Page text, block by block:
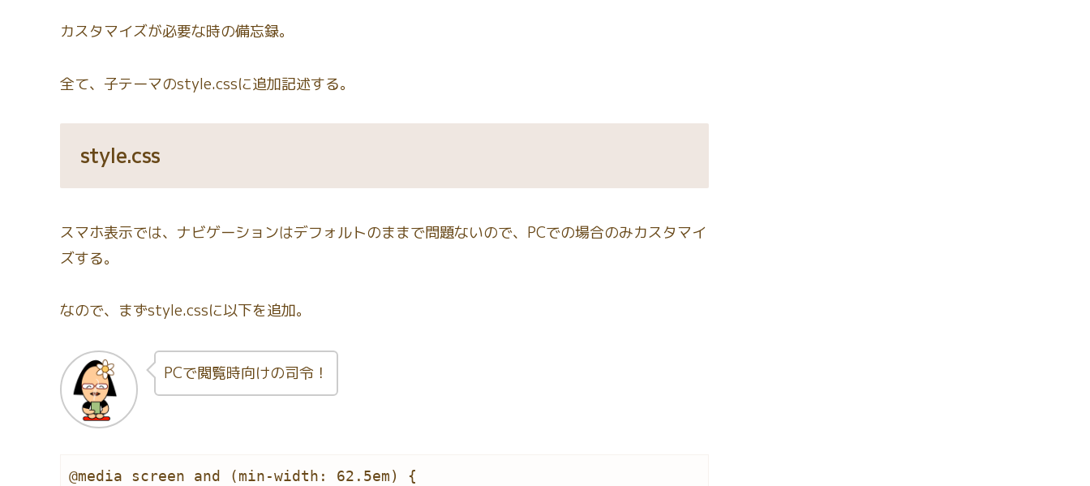
カスタマイズが必要な時の備忘録。
全て、子テーマのstyle.cssに追加記述する。
style.css
スマホ表示では、ナビゲーションはデフォルトのままで問題ないので、PCでの場合のみカスタマイ
ズする。
なので、まずstyle.cssに以下を追加。
PCで閲覧時向けの司令！
@media screen and (min-width: 62.5em) {